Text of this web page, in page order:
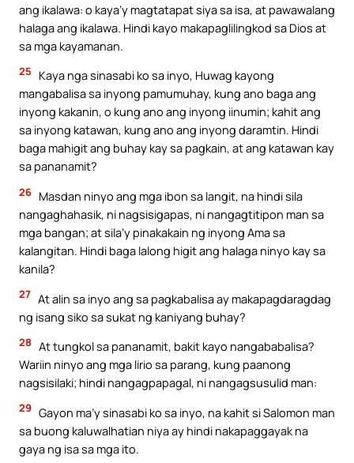
ang ikalawa: o kaya’y magtatapat siya sa isa, at pawawalang
halaga ang ikalawa. Hindi kayo makapaglilingkod sa Dios at
sa mga kayamanan.
25
Kaya nga sinasabi ko sa inyo, Huwag kayong
mangabalisa sa inyong pamumuhay, kung ano baga ang
inyong kakanin, o kung ano ang inyong iinumin; kahit ang
sa inyong katawan, kung ano ang inyong daramtin. Hindi
baga mahigit ang buhay kay sa pagkain, at ang katawan kay
sa pananamit?
26 Masdan ninyo ang mga ibon sa langit, na hindi sila
nangaghahasik, ni nagsisigapas, ni nangagtitipon man sa
mga bangan; at sila’y pinakakain ng inyong Ama sa
kalangitan. Hindi baga lalong higit ang halaga ninyo kay sa
kanila?
27 At alin sa inyo ang sa pagkabalisa ay makapagdaragdag
ng isang siko sa sukat ng kaniyang buhay?
28 At tungkol sa pananamit, bakit kayo nangababalisa?
Wariin ninyo ang mga lirio sa parang, kung paanong
nagsisilaki; hindi nangagpapagal, ni nangagsusulid man:
29 Gayon ma’y sinasabi ko sa inyo, na kahit si Salomon man
sa buong kaluwalhatian niya ay hindi nakapaggayak na
gaya ng isa sa mga ito.